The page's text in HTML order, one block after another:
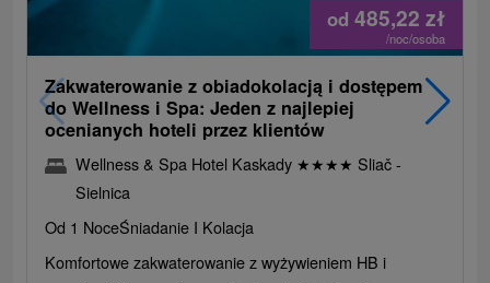
od 485,22 zł
/noc/osoba
Zakwaterowanie z obiadokolacją i dostępem
do Wellness i Spa: Jeden z najlepiej
ocenianych hoteli przez klientów
Wellness & Spa Hotel Kaskady ★★★★ Sliač -
Sielnica
Od 1 NoceŚniadanie I Kolacja
Komfortowe zakwaterowanie z wyżywieniem HB i